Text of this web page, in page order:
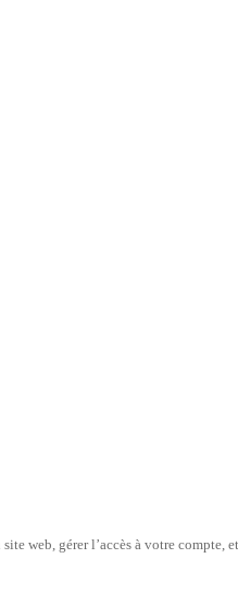
web, gérer l’accès à votre compte,